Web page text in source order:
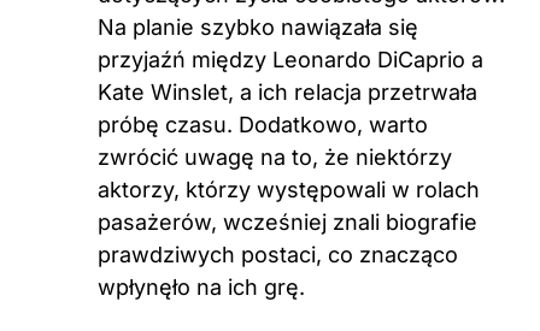
Na planie szybko nawiązała się
przyjaźń między Leonardo DiCaprio a
Kate Winslet, a ich relacja przetrwała
próbę czasu. Dodatkowo, warto
zwrócić uwagę na to, że niektórzy
aktorzy, którzy występowali w rolach
pasażerów, wcześniej znali biografie
prawdziwych postaci, co znacząco
wpłynęło na ich grę.